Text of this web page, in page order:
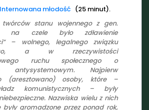
młodość (25 minut).
twórców stanu wojennego z gen.
na czele było zdławienie
– wolnego, legalnego związku
a w rzeczywistości
ruchu społecznego o
antysystemowym. Najpierw
(aresztowano) osoby, które –
komunistycznych – były
Nazwiska wielu z nich
były gromadzone przez ponad rok,